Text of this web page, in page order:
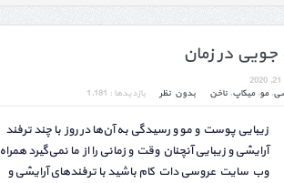
در زمان
,مو,میکاپ, ناخن بدون نظر بازدیدها : 1,181
زیبایی پوست و مو و رسیدگی به آن‌ها در روز با چند ترفند
آرایشی و زیبایی آنچنان وقت و زمانی را از ما نمی‌گیرد همراه
وب سایت عروسی دات کام باشید با ترفندهای آرایشی و